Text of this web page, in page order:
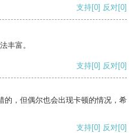
支持[0] 反对[0]
丰富。
支持[0] 反对[0]
的，但偶尔也会出现卡顿的情况，希
支持[0] 反对[0]